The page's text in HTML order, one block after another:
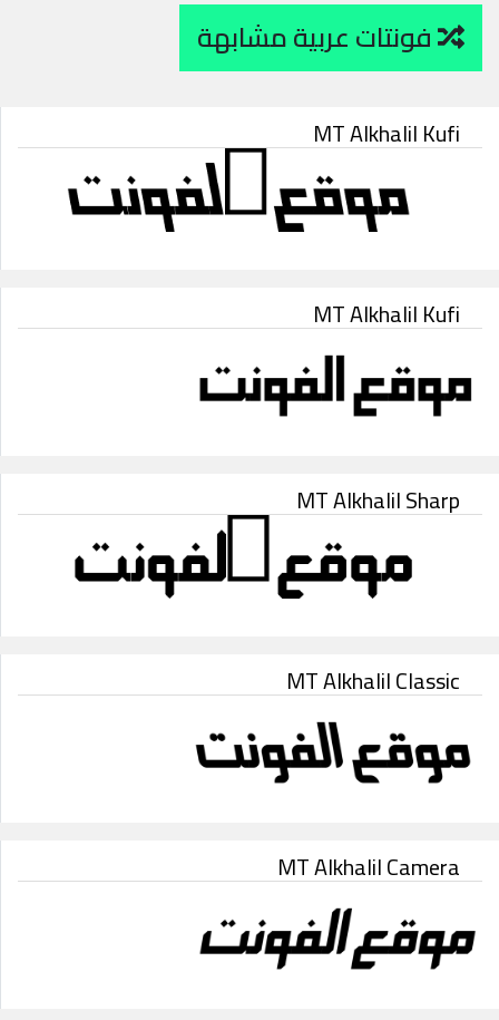
MT Alkhalil Kufi
MT Alkhalil Kufi
MT Alkhalil Sharp
MT Alkhalil Classic
MT Alkhalil Camera